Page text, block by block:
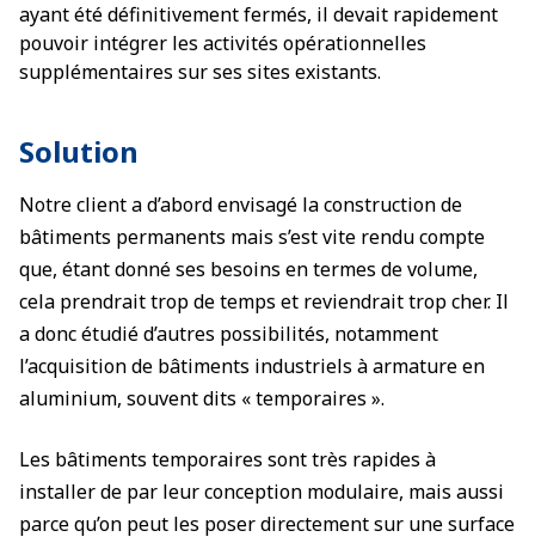
ayant été définitivement fermés, il devait rapidement
pouvoir intégrer les activités opérationnelles
supplémentaires sur ses sites existants.
Solution
Notre client a d’abord envisagé la construction de
bâtiments permanents mais s’est vite rendu compte
que, étant donné ses besoins en termes de volume,
cela prendrait trop de temps et reviendrait trop cher. Il
a donc étudié d’autres possibilités, notamment
l’acquisition de bâtiments industriels à armature en
aluminium, souvent dits « temporaires ».
Les bâtiments temporaires sont très rapides à
installer de par leur conception modulaire, mais aussi
parce qu’on peut les poser directement sur une surface